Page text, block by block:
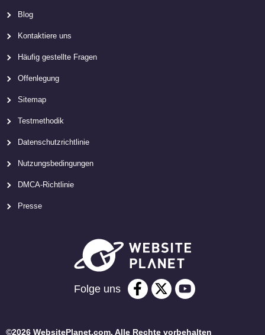
Blog
Kontaktiere uns
Häufig gestellte Fragen
Offenlegung
Sitemap
Testmethodik
Datenschutzrichtlinie
Nutzungsbedingungen
DMCA-Richtlinie
Presse
Folge uns
©2026 WebsitePlanet.com. Alle Rechte vorbehalten